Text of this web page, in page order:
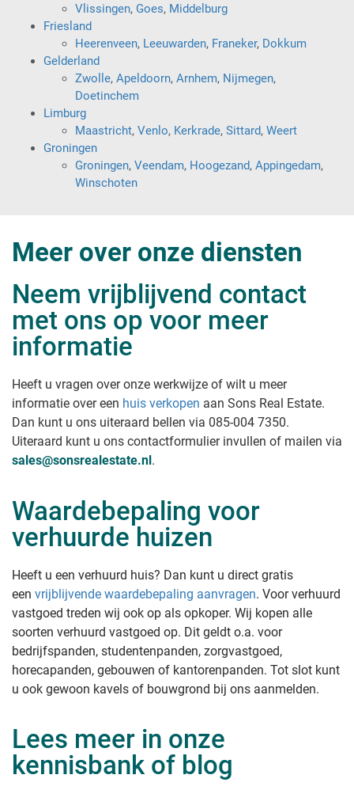
Vlissingen, Goes, Middelburg
Friesland
Heerenveen, Leeuwarden, Franeker, Dokkum
Gelderland
Zwolle, Apeldoorn, Arnhem, Nijmegen,
Doetinchem
Limburg
Maastricht, Venlo, Kerkrade, Sittard, Weert
Groningen
Groningen, Veendam, Hoogezand, Appingedam,
Winschoten
Meer over onze diensten
Neem vrijblijvend contact
met ons op voor meer
informatie
Heeft u vragen over onze werkwijze of wilt u meer
informatie over een huis verkopen aan Sons Real Estate.
Dan kunt u ons uiteraard bellen via 085-004 7350.
Uiteraard kunt u ons contactformulier invullen of mailen via
sales@sonsrealestate.nl .
Waardebepaling voor
verhuurde huizen
Heeft u een verhuurd huis? Dan kunt u direct gratis
een vrijblijvende waardebepaling aanvragen. Voor verhuurd
vastgoed treden wij ook op als opkoper. Wij kopen alle
soorten verhuurd vastgoed op. Dit geldt o.a. voor
bedrijfspanden, studentenpanden, zorgvastgoed,
horecapanden, gebouwen of kantorenpanden. Tot slot kunt
u ook gewoon kavels of bouwgrond bij ons aanmelden.
Lees meer in onze
kennisbank of blog